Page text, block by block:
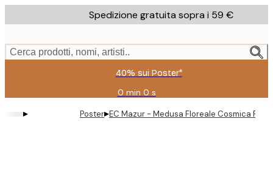
to
content.
Spedizione gratuita sopra i 59 €
Cerca prodotti, nomi, artisti..
40% sui Poster*
0 min 0 s
Valido
a:
▸ Poster▸EC Mazur - Medusa Floreale Cosmica